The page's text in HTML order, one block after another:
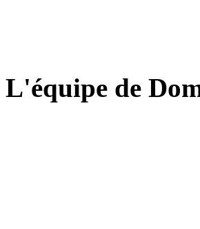
L'équipe de